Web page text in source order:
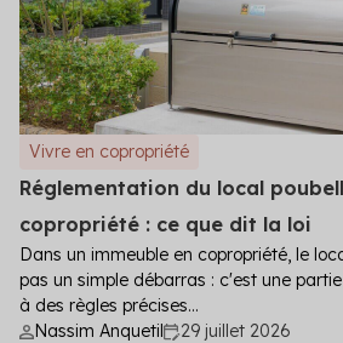
Vivre en copropriété
Réglementation du local
copropriété : ce que dit la loi
Dans un immeuble en copropriété, le
pas un simple débarras : c'est une
à des règles précises...
Nassim Anquetil
29 juillet 2026